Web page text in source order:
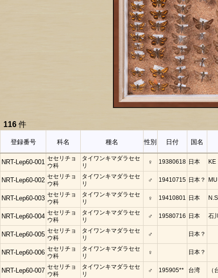
116 件
登録番号 科名 種名 性別 日付 国名
NRT-Lep60-001 セセリチョ
ウ科
タイワンキマダラセセ
リ
♀ 19380618 日本 KE
NRT-Lep60-002 セセリチョ
ウ科
タイワンキマダラセセ
リ
♂ 19410715 日本？ MU
NRT-Lep60-003 セセリチョ
ウ科
タイワンキマダラセセ
リ
♀ 19410801 日本
NRT-Lep60-004 セセリチョ
ウ科
タイワンキマダラセセ
リ
♂ 19580716 日本 石
NRT-Lep60-005 セセリチョ
ウ科
タイワンキマダラセセ
リ
♂ 日本？
NRT-Lep60-006 セセリチョ
ウ科
タイワンキマダラセセ
リ
♀ 日本？
NRT-Lep60-007 セセリチョ
ウ科
タイワンキマダラセセ
リ
♂ 195905** 台湾 （